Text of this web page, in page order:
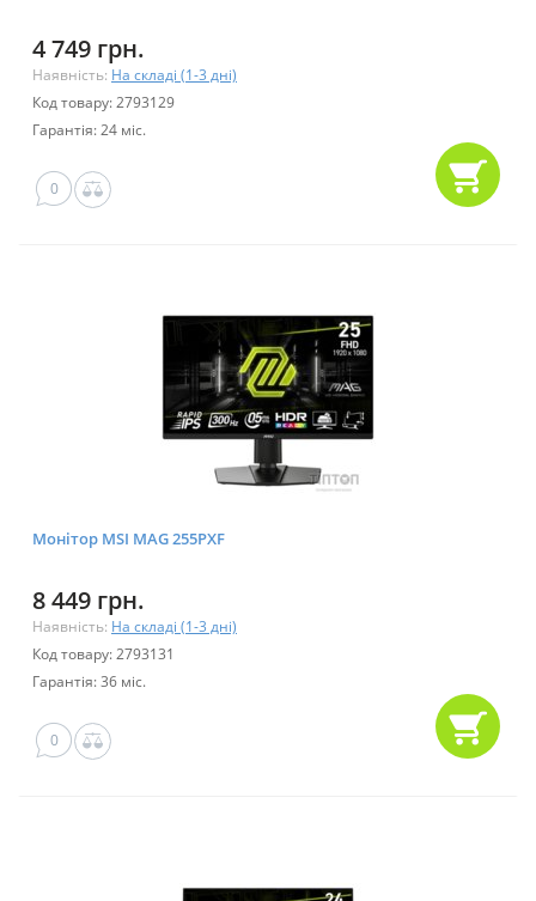
4 749 грн.
Наявність: На складі (1-3 дні)
Код товару: 2793129
Гарантія: 24 міс.
0
Монітор MSI MAG 255PXF
8 449 грн.
Наявність: На складі (1-3 дні)
Код товару: 2793131
Гарантія: 36 міс.
0